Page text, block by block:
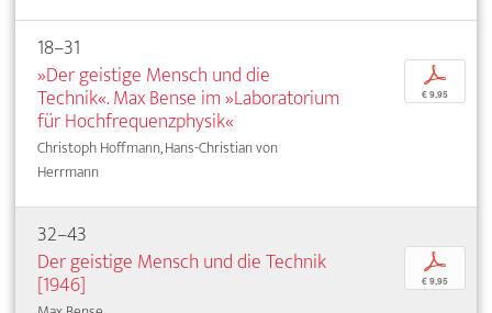
18–31
»Der geistige Mensch und die
Technik«. Max Bense im »Laboratorium
für Hochfrequenzphysik«
Christoph Hoffmann, Hans-Christian von
Herrmann
p
€ 9,95
32–43
Der geistige Mensch und die Technik
[1946]
p
€ 9,95